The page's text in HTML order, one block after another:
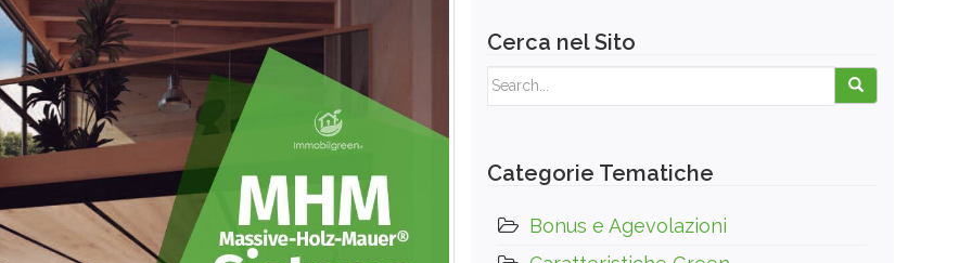
Cerca nel Sito
Search for:
Categorie Tematiche
Bonus e Agevolazioni